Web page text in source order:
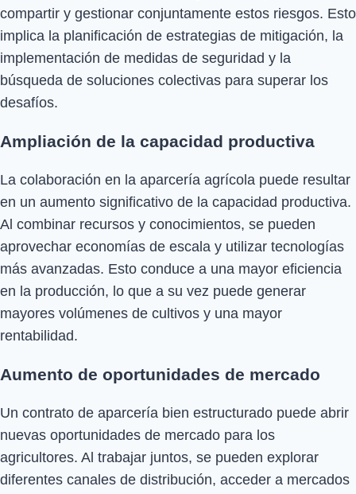
compartir y gestionar conjuntamente estos riesgos. Esto
implica la planificación de estrategias de mitigación, la
implementación de medidas de seguridad y la
búsqueda de soluciones colectivas para superar los
desafíos.
Ampliación de la capacidad productiva
La colaboración en la aparcería agrícola puede resultar
en un aumento significativo de la capacidad productiva.
Al combinar recursos y conocimientos, se pueden
aprovechar economías de escala y utilizar tecnologías
más avanzadas. Esto conduce a una mayor eficiencia
en la producción, lo que a su vez puede generar
mayores volúmenes de cultivos y una mayor
rentabilidad.
Aumento de oportunidades de mercado
Un contrato de aparcería bien estructurado puede abrir
nuevas oportunidades de mercado para los
agricultores. Al trabajar juntos, se pueden explorar
diferentes canales de distribución, acceder a mercados